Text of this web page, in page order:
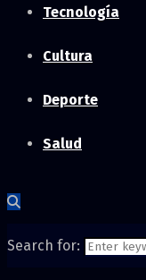
Tecnología
Cultura
Deporte
Salud
Search for: